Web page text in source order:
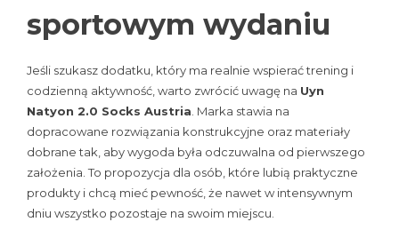
sportowym wydaniu
Jeśli szukasz dodatku, który ma realnie wspierać trening i
codzienną aktywność, warto zwrócić uwagę na Uyn
Natyon 2.0 Socks Austria . Marka stawia na
dopracowane rozwiązania konstrukcyjne oraz materiały
dobrane tak, aby wygoda była odczuwalna od pierwszego
założenia. To propozycja dla osób, które lubią praktyczne
produkty i chcą mieć pewność, że nawet w intensywnym
dniu wszystko pozostaje na swoim miejscu.